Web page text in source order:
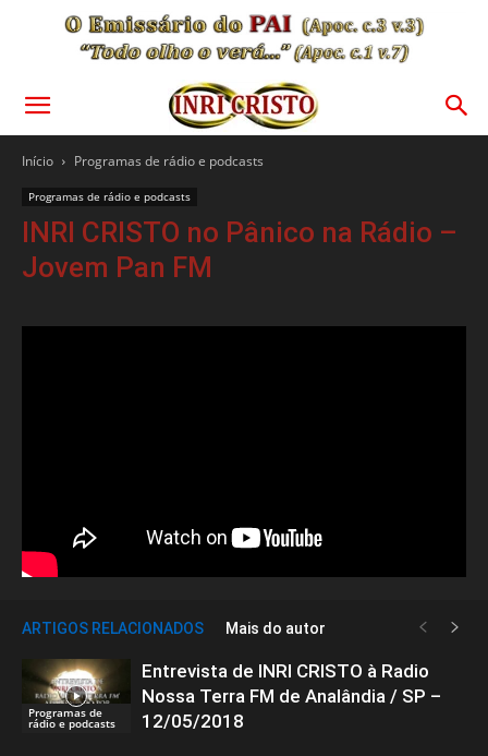
Início Programas de rádio e podcasts
Programas de rádio e podcasts
INRI CRISTO no Pânico na Rádio –
Jovem Pan FM
ARTIGOS RELACIONADOS Mais do autor
Programas de
rádio e podcasts
Entrevista de INRI CRISTO à Radio
Nossa Terra FM de Analândia / SP –
12/05/2018